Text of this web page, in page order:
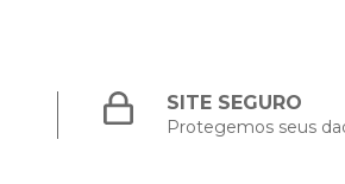
SITE SEGURO
Protegemos seus